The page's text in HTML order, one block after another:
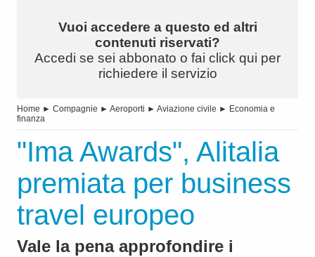
Vuoi accedere a questo ed altri
contenuti riservati?
Accedi se sei abbonato o fai click qui per
richiedere il servizio
Home ► Compagnie ► Aeroporti ► Aviazione civile ► Economia e
finanza
"Ima Awards", Alitalia
premiata per business
travel europeo
Vale la pena approfondire i